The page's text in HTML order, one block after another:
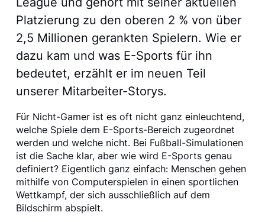
Platzierung zu den oberen 2 % von über
2,5 Millionen gerankten Spielern. Wie er
dazu kam und was E-Sports für ihn
bedeutet, erzählt er im neuen Teil
unserer Mitarbeiter-Storys.
Für Nicht-Gamer ist es oft nicht ganz einleuchtend,
welche Spiele dem E-Sports-Bereich zugeordnet
werden und welche nicht. Bei Fußball-Simulationen
ist die Sache klar, aber wie wird E-Sports genau
definiert? Eigentlich ganz einfach: Menschen gehen
mithilfe von Computerspielen in einen sportlichen
Wettkampf, der sich ausschließlich auf dem
Bildschirm abspielt.